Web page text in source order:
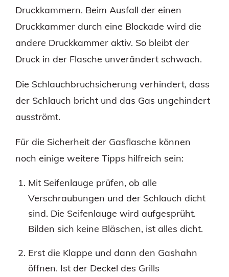
Druckkammern. Beim Ausfall der einen
Druckkammer durch eine Blockade wird die
andere Druckkammer aktiv. So bleibt der
Druck in der Flasche unverändert schwach.
Die Schlauchbruchsicherung verhindert, dass
der Schlauch bricht und das Gas ungehindert
ausströmt.
Für die Sicherheit der Gasflasche können
noch einige weitere Tipps hilfreich sein:
Mit Seifenlauge prüfen, ob alle
Verschraubungen und der Schlauch dicht
sind. Die Seifenlauge wird aufgesprüht.
Bilden sich keine Bläschen, ist alles dicht.
Erst die Klappe und dann den Gashahn
öffnen. Ist der Deckel des Grills